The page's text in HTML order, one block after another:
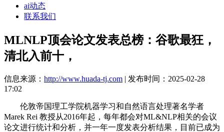
ai动态
联系我们
MLNLP顶会论文发表总榜：谷歌最狂，
清北入前十，
信息来源： http://www.huada-tj.com | 发布时间：2025-02-28
17:02
伦敦帝国理工学院机器学习和自然语言处理著名学者
Marek Rei 教授从2016年起，每年都会对ML&NLP相关的会议
论文进行统计和分析，并一年一度发表分析结果，目前已成为